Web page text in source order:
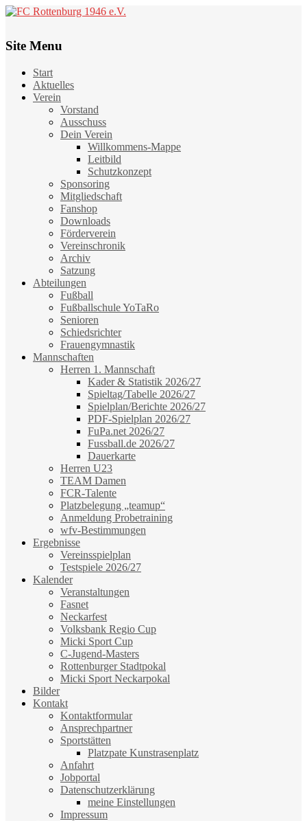
Site Menu
Start
Aktuelles
Verein
Vorstand
Ausschuss
Dein Verein
Willkommens-Mappe
Leitbild
Schutzkonzept
Sponsoring
Mitgliedschaft
Fanshop
Downloads
Förderverein
Vereinschronik
Archiv
Satzung
Abteilungen
Fußball
Fußballschule YoTaRo
Senioren
Schiedsrichter
Frauengymnastik
Mannschaften
Herren 1. Mannschaft
Kader & Statistik 2026/27
Spieltag/Tabelle 2026/27
Spielplan/Berichte 2026/27
PDF-Spielplan 2026/27
FuPa.net 2026/27
Fussball.de 2026/27
Dauerkarte
Herren U23
TEAM Damen
FCR-Talente
Platzbelegung „teamup“
Anmeldung Probetraining
wfv-Bestimmungen
Ergebnisse
Vereinsspielplan
Testspiele 2026/27
Kalender
Veranstaltungen
Fasnet
Neckarfest
Volksbank Regio Cup
Micki Sport Cup
C-Jugend-Masters
Rottenburger Stadtpokal
Micki Sport Neckarpokal
Bilder
Kontakt
Kontaktformular
Ansprechpartner
Sportstätten
Platzpate Kunstrasenplatz
Anfahrt
Jobportal
Datenschutzerklärung
meine Einstellungen
Impressum